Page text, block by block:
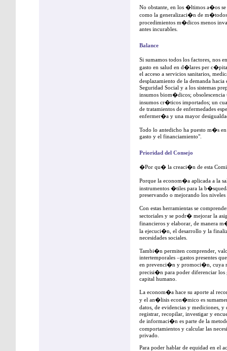
No obstante, en los �ltimos a�os se
como la generalizaci�n de
procedimientos m�dicos menos
antes incurables.
Balance
Si sumamos todos los factores, nos
gasto en salud en d�lares per
el acceso a servicios sanitarios,
desplazamiento de la demanda
Seguridad Social y a los sistemas
insumos biom�dicos;
insumos cr�ticos importados; un
de tratamientos de enfermedades
enfermer�a y una mayor
Todo lo antedicho ha puesto m�s
gasto y el financiamiento".
Prioridad del Consejo
�Por qu� la creaci�n de esta
Porque la econom�a aplicada a la
instrumentos �tiles para la
preservando o mejorando los niveles
Con estas herramientas se
sectoriales y se podr� mejorar la
financieros y elaborar, de manera
la ejecuci�n, el desarrollo y la
necesidades sociales.
Tambi�n permiten comprender,
intertemporales –gastos presentes
en prevenci�n y promoci�n, cuya
precisi�n para poder diferenciar los
capital humano.
La econom�a hace su aporte al
y el an�lisis econ�mico es
datos, de evidencias y mediciones, y
registrar, recopilar, investigar y
de informaci�n es parte de la
comportamientos y calcular las
privado.
Para poder hablar de equidad en el